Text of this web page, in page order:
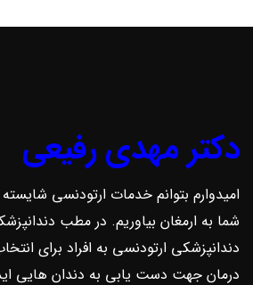
دکتر مهدی رفیعی
امیدوارم بتوانم خدمات ارتودنسی شایسته
شما به ارمغان بیاوریم. در مطب
دندانپزشکی ارتودنسی به افراد برای
درمان جهت دست یابی به دندان هایی